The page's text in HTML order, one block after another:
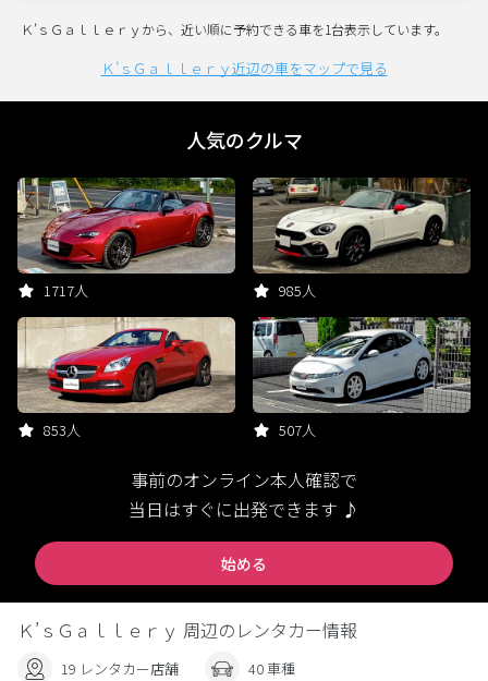
Ｋ’ｓＧａｌｌｅｒｙから、近い順に予約できる車を1台表示しています。
Ｋ’ｓＧａｌｌｅｒｙ近辺の車をマップで見る
人気のクルマ
1717人 985人
853人 507人
事前のオンライン本人確認で
当日はすぐに出発できます ♪
始める
Ｋ’ｓＧａｌｌｅｒｙ 周辺のレンタカー情報
19 レンタカー店舗 40 車種